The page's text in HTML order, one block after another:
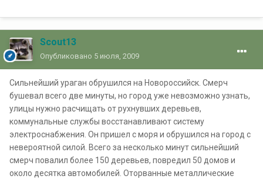
Scout13
Опубликовано 5 июля, 2009
Сильнейший ураган обрушился на Новороссийск. Смерч
бушевал всего две минуты, но город уже невозможно узнать,
улицы нужно расчищать от рухнувших деревьев,
коммунальные службы восстанавливают систему
электроснабжения. Он пришел с моря и обрушился на город с
невероятной силой. Всего за несколько минут сильнейший
смерч повалил более 150 деревьев, повредил 50 домов и
около десятка автомобилей. Оторванные металлические